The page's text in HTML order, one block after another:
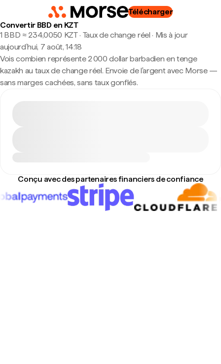
Télécharger
Convertir BBD en KZT
1 BBD ≈ 234,0050 KZT · Taux de change réel · Mis à jour
aujourd’hui, 7 août, 14:18
Vois combien représente 2 000 dollar barbadien en tenge
kazakh au taux de change réel. Envoie de l'argent avec Morse —
sans marges cachées, sans taux gonflés.
Conçu avec des partenaires financiers de confiance